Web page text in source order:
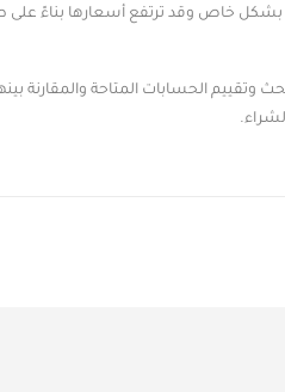
بشكل خاص وقد ترتفع أسعارها بناءً
الحسابات المتاحة والمقارنة